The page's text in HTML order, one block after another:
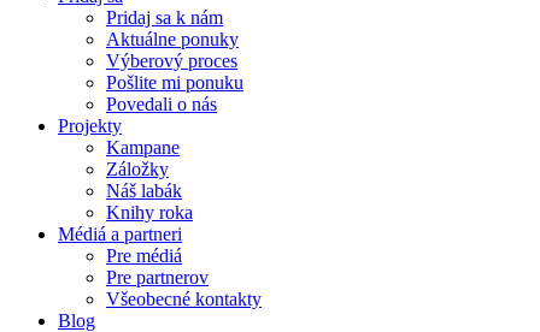
Pridaj sa k nám
Aktuálne ponuky
Výberový proces
Pošlite mi ponuku
Povedali o nás
Projekty
Kampane
Záložky
Náš labák
Knihy roka
Médiá a partneri
Pre médiá
Pre partnerov
Všeobecné kontakty
Blog